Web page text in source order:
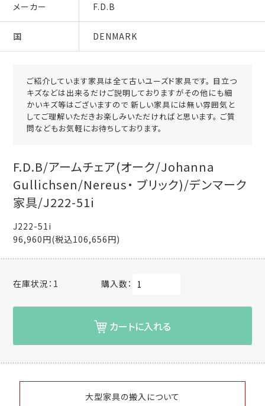
メーカー F.D.B
国 DENMARK
ご紹介しています家具は全て古いユーズド家具です。 目立つ
キズなどは出来るだけご説明しておりますがその他にも細
かいキズ等はございますので 新しい家具には無い雰囲気と
してご理解いただきお楽しみいただければと思います。 ご質
問などもお気軽にお待ちしております。
F.D.B/アームチェア(オーク/Johanna
Gullichsen/Nereus・ ブリック)/デンマーク
家具/J222-51i
J222-51i
96,960円(税込106,656円)
在庫状況： 1 購入数：
カートに入れる
大型家具の搬入について